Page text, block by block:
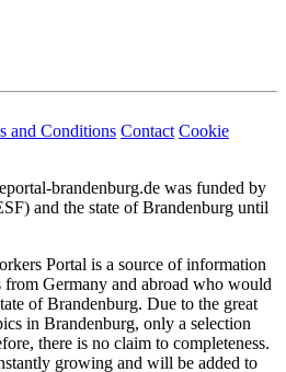
and Conditions Contact Cookie
brandenburg.de was funded by
and the state of Brandenburg until
Portal is a source of information
from Germany and abroad who would
of Brandenburg. Due to the great
in Brandenburg, only a selection
there is no claim to completeness.
growing and will be added to